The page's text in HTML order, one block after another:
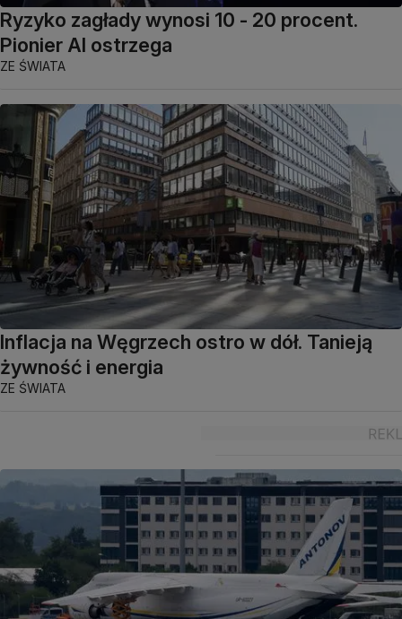
Ryzyko zagłady wynosi 10 - 20 procent.
Pionier AI ostrzega
ZE ŚWIATA
Inflacja na Węgrzech ostro w dół. Tanieją
żywność i energia
ZE ŚWIATA